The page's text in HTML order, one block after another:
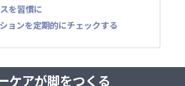
を習慣に
ョンを定期的にチェックする
ケアが脚をつくる